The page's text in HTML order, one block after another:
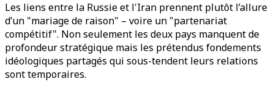
Les liens entre la Russie et l'Iran prennent plutôt l’allure
d’un "mariage de raison" – voire un "partenariat
compétitif". Non seulement les deux pays manquent de
profondeur stratégique mais les prétendus fondements
idéologiques partagés qui sous-tendent leurs relations
sont temporaires.